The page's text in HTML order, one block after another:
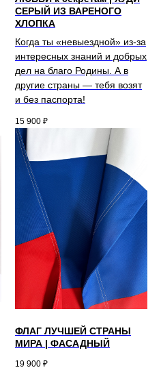
СЕРЫЙ ИЗ ВАРЕНОГО
ХЛОПКА
Когда ты «невыездной» из-за
интересных знаний и добрых
дел на благо Родины. А в
другие страны — тебя возят
и без паспорта!
15 900 ₽
ФЛАГ ЛУЧШЕЙ СТРАНЫ
МИРА | ФАСАДНЫЙ
19 900 ₽